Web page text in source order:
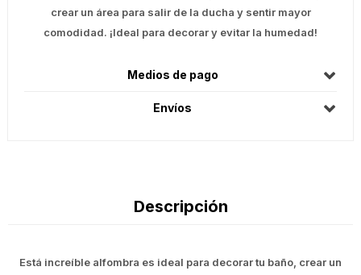
crear un área para salir de la ducha y sentir mayor
comodidad. ¡Ideal para decorar y evitar la humedad!
Medios de pago
Envíos
Descripción
Está increíble alfombra es ideal para decorar tu baño, crear un